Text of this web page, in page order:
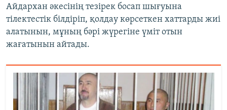
Айдархан әкесінің тезірек босап шығуына
тілектестік білдіріп, қолдау көрсеткен хаттарды жиі
алатынын, мұның бәрі жүрегіне үміт отын
жағатынын айтады.